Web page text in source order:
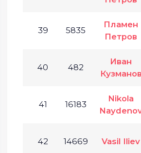
39 5835
Пламен
Петров
40 482
Иван
Кузманов
41 16183
Nikola
42 14669 Vasil Iliev